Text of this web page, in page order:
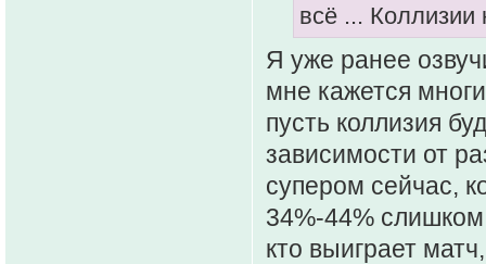
всё ... Коллизии
Я уже ранее
мне кажется
пусть коллизия
зависимости от
супером сейчас,
34%-44%
кто выиграет